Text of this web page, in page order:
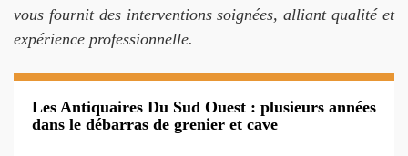
vous fournit des interventions soignées, alliant qualité et
expérience professionnelle.
Les Antiquaires Du Sud Ouest : plusieurs années
dans le débarras de grenier et cave